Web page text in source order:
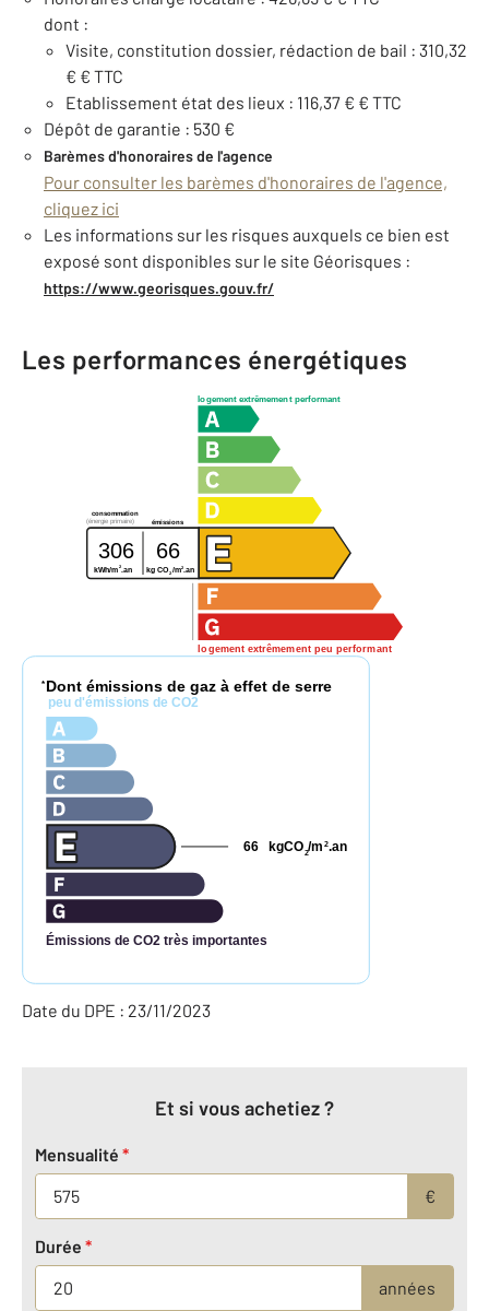
dont :
Visite, constitution dossier, rédaction de bail : 310,32
€ € TTC
Etablissement état des lieux : 116,37 € € TTC
Dépôt de garantie : 530 €
Barèmes d'honoraires de l'agence
Pour consulter les barèmes d'honoraires de l'agence,
cliquez ici
Les informations sur les risques auxquels ce bien est
exposé sont disponibles sur le site Géorisques :
https://www.georisques.gouv.fr/
Les performances énergétiques
logement extrêmement performant
logement extrêmement peu performant
consommation
émissions
(énergie primaire)
306 66
kWh/m2.an kg CO2/m2 .an
* Dont émissions de gaz à effet de serre
peu d'émissions de CO2
Émissions de CO2 très importantes
kgCO2/m 2.an
66
Date du DPE : 23/11/2023
Et si vous achetiez ?
Mensualité *
€
Durée *
années